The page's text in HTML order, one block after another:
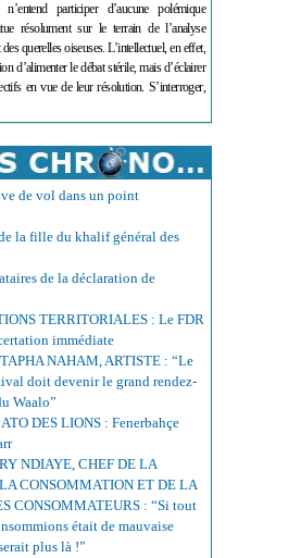
participer d’aucune polémique
résolument sur le terrain de l’analyse
des querelles oiseuses. L’intellectuel, en effet,
d’alimenter le débat stérile, mais d’éclairer
en vue de leur résolution. S’interroger,
de vol dans un point
la fille du khalif général des
de la déclaration de
TERRITORIALES : Le FDR
immédiate
NAHAM, ARTISTE : “Le
doit devenir le grand rendez-
Waalo”
DES LIONS : Fenerbahçe
NDIAYE, CHEF DE LA
CONSOMMATION ET DE LA
CONSOMMATEURS : “Si tout
était de mauvaise
plus là !”